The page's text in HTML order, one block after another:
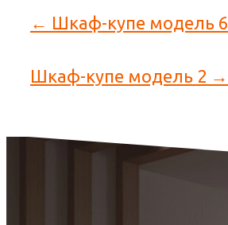
← Шкаф-купе модель 6
Шкаф-купе модель 2 →